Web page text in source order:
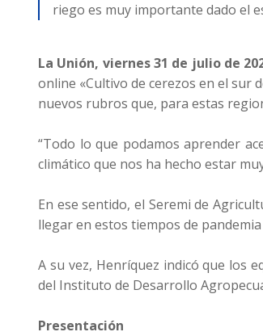
riego es muy importante dado el
La Unión, viernes 31 de julio de
online «Cultivo de cerezos en el sur
nuevos rubros que, para estas
“Todo lo que podamos aprender
climático que nos ha hecho estar
En ese sentido, el Seremi de
llegar en estos tiempos de
A su vez, Henríquez indicó que los
del Instituto de Desarrollo
Presentación